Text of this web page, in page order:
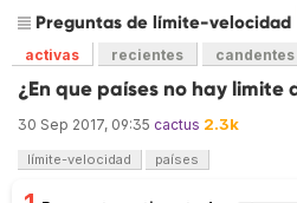
Preguntas de límite-velocidad
activas recientes candentes
¿En que países no hay limite
30 Sep 2017, 09:35 cactus 2.3k
límite-velocidad países